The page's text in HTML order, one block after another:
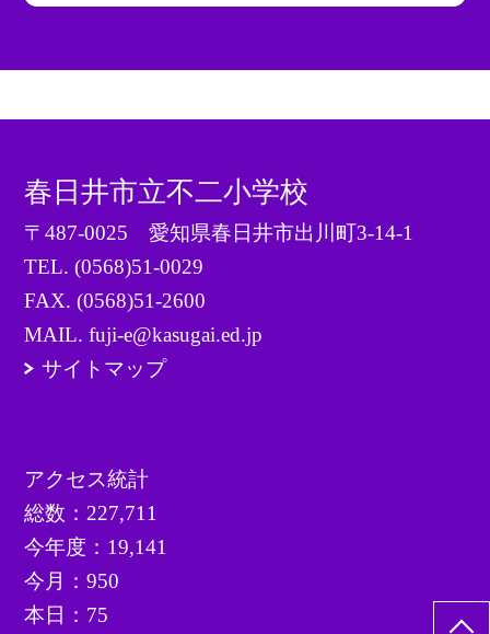
春日井市立不二小学校
〒487-0025 愛知県春日井市出川町3-14-1
TEL.(0568)51-0029
FAX. (0568)51-2600
MAIL. fuji-e@kasugai.ed.jp
サイトマップ
アクセス統計
総数： 227,711
今年度： 19,141
今月：950
本日： 75